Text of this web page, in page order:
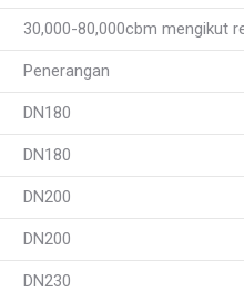
30,000-80,000cbm mengikut
Penerangan
DN180
DN180
DN200
DN200
DN230